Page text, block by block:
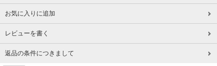
お気に入りに追加
レビューを書く
返品の条件につきまして